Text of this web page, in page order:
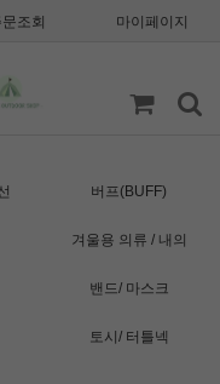
조회 마이페이지
버프(BUFF)
겨울용 의류 / 내의
밴드/ 마스크
토시/ 터틀넥